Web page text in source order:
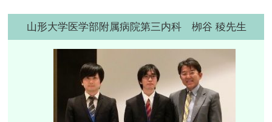
山形大学医学部附属病院第三内科 栁谷 稜先生